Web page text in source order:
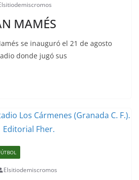
MAMÉS
se inauguró el 21 de agosto
donde jugó sus
Elsitiodemiscromos